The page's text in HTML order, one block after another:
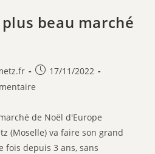
beau marché
17/11/2022
de Noël d'Europe
(Moselle) va faire son grand
depuis 3 ans, sans